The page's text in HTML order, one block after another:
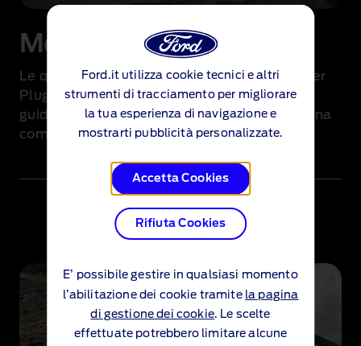
Modalità di guida EV
Le quattro modalità di guida del Ford Ranger
Plug-in Hybrid ti consentono di scegliere se
guidare 100% in elettrico, a benzina o con una
combinazione delle due.
Ford.it utilizza cookie tecnici e altri
strumenti di tracciamento per migliorare
la tua esperienza di navigazione e
mostrarti pubblicità personalizzate.
Accetta Cookies
Rifiuta Cookies
E’ possibile gestire in qualsiasi momento
l’abilitazione dei cookie tramite la pagina
di gestione dei cookie. Le scelte
effettuate potrebbero limitare alcune